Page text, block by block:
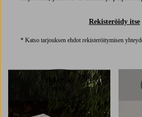
Rekisteröidy itse
* Katso tarjouksen ehdot rekisteröitymisen
TULOSSA
PIAN
Lisää